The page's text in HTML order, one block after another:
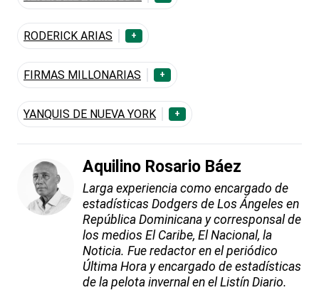
RODERICK ARIAS +
FIRMAS MILLONARIAS +
YANQUIS DE NUEVA YORK +
Aquilino Rosario Báez
Larga experiencia como encargado de
estadísticas Dodgers de Los Ángeles en
República Dominicana y corresponsal de
los medios El Caribe, El Nacional, la
Noticia. Fue redactor en el periódico
Última Hora y encargado de estadísticas
de la pelota invernal en el Listín Diario.